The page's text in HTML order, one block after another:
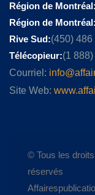
Région de Montréal:
Région de Montréal:
Rive Sud:(450) 486
Télécopieur:(1
Courriel:
Site Web:
© Tous les
réservés